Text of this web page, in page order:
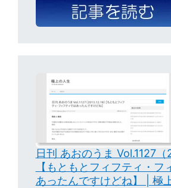
日刊 あおのうま Vol.1127（
【もともとフィフティ・フ
あったんですけどね】 | 極